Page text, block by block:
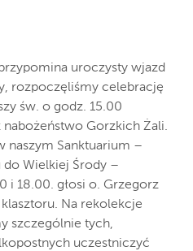
uroczysty wjazd
rozpoczęliśmy celebrację
św. o godz. 15.00
nabożeństwo Gorzkich Żali.
naszym Sanktuarium –
do Wielkiej Środy –
i 18.00. głosi o. Grzegorz
Na rekolekcje
szczególnie tych,
uczestniczyć